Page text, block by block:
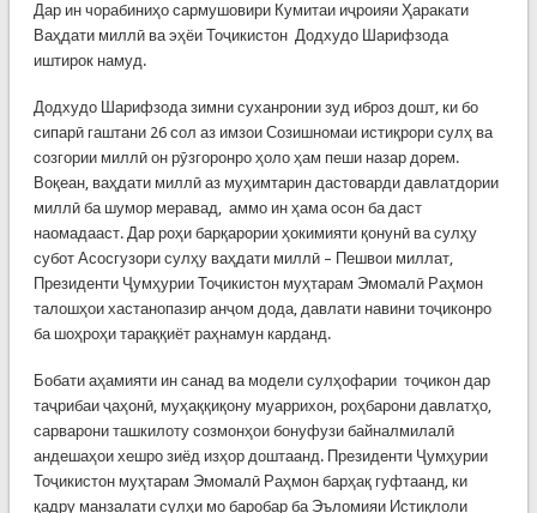
Дар ин чорабиниҳо сармушовири Кумитаи иҷроияи Ҳаракати
Ваҳдати миллӣ ва эҳёи Тоҷикистон Додхудо Шарифзода
иштирок намуд.
Додхудо Шарифзода зимни суханронии зуд иброз дошт, ки бо
сипарӣ гаштани 26 сол аз имзои Созишномаи истиқрори сулҳ ва
созгории миллӣ он рӯзгоронро ҳоло ҳам пеши назар дорем.
Воқеан, ваҳдати миллӣ аз муҳимтарин дастоварди давлатдории
миллӣ ба шумор меравад, аммо ин ҳама осон ба даст
наомадааст. Дар роҳи барқарории ҳокимияти қонунӣ ва сулҳу
субот Асосгузори сулҳу ваҳдати миллӣ – Пешвои миллат,
Президенти Ҷумҳурии Тоҷикистон муҳтарам Эмомалӣ Раҳмон
талошҳои хастанопазир анҷом дода, давлати навини тоҷиконро
ба шоҳроҳи тараққиёт раҳнамун карданд.
Бобати аҳамияти ин санад ва модели сулҳофарии тоҷикон дар
таҷрибаи ҷаҳонӣ, муҳаққиқону муаррихон, роҳбарони давлатҳо,
сарварони ташкилоту созмонҳои бонуфузи байналмилалӣ
андешаҳои хешро зиёд изҳор доштаанд. Президенти Ҷумҳурии
Тоҷикистон муҳтарам Эмомалӣ Раҳмон барҳақ гуфтаанд, ки
қадру манзалати сулҳи мо баробар ба Эъломияи Истиқлоли